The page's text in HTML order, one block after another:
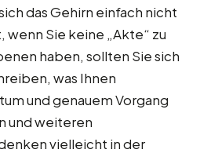
das Gehirn einfach nicht
Sie keine „Akte“ zu
haben, sollten Sie sich
was Ihnen
und genauem Vorgang
und weiteren
vielleicht in der